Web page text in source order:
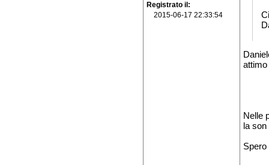
Registrato il
2015-06-17 22:33:54
attimo
Nelle
la
Spero